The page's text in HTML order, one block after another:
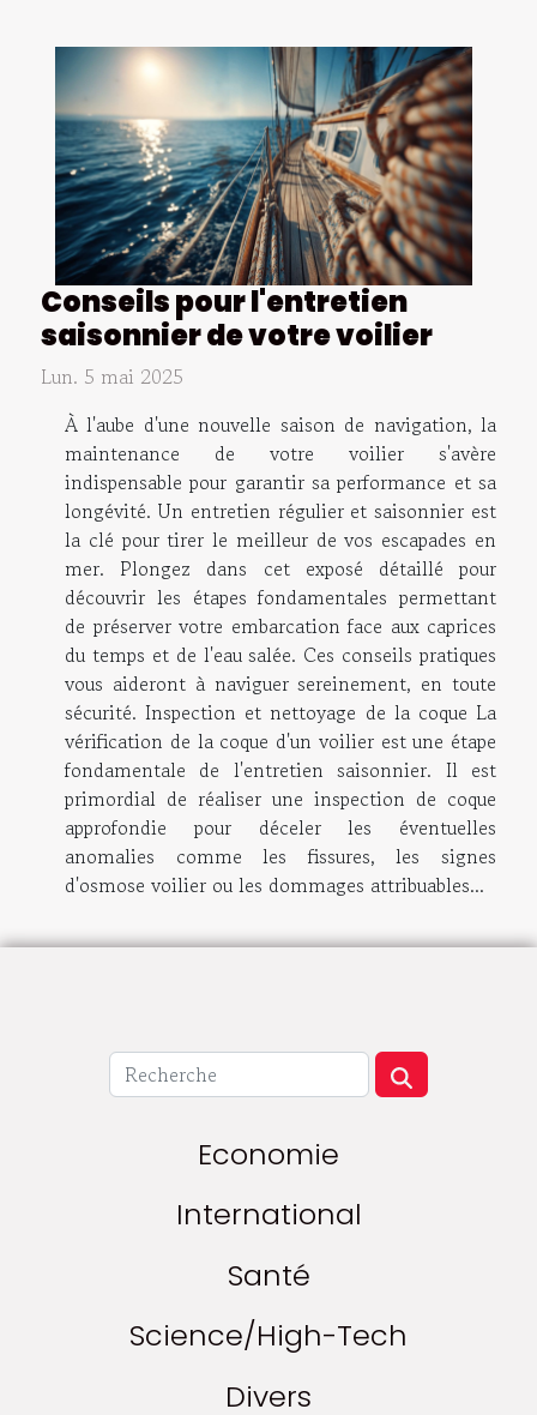
Conseils pour l'entretien
saisonnier de votre voilier
Lun. 5 mai 2025
À l'aube d'une nouvelle saison de navigation, la
maintenance de votre voilier s'avère
indispensable pour garantir sa performance et sa
longévité. Un entretien régulier et saisonnier est
la clé pour tirer le meilleur de vos escapades en
mer. Plongez dans cet exposé détaillé pour
découvrir les étapes fondamentales permettant
de préserver votre embarcation face aux caprices
du temps et de l'eau salée. Ces conseils pratiques
vous aideront à naviguer sereinement, en toute
sécurité. Inspection et nettoyage de la coque La
vérification de la coque d'un voilier est une étape
fondamentale de l'entretien saisonnier. Il est
primordial de réaliser une inspection de coque
approfondie pour déceler les éventuelles
anomalies comme les fissures, les signes
d'osmose voilier ou les dommages attribuables...
Economie
International
Santé
Science/High-Tech
Divers